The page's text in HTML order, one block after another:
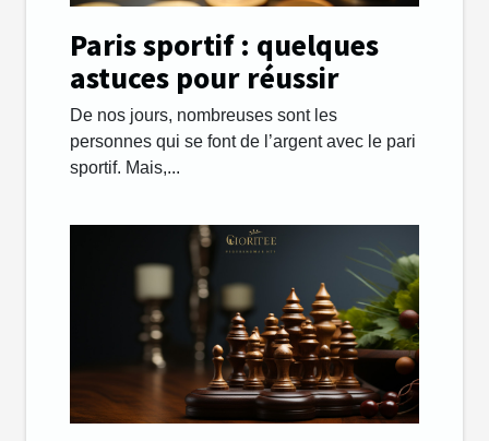
Paris sportif : quelques
astuces pour réussir
De nos jours, nombreuses sont les
personnes qui se font de l’argent avec le pari
sportif. Mais,...